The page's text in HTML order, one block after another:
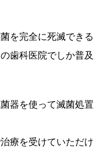
を完全に死滅できる
歯科医院でしか普及
器を使って滅菌処置
療を受けていただけ